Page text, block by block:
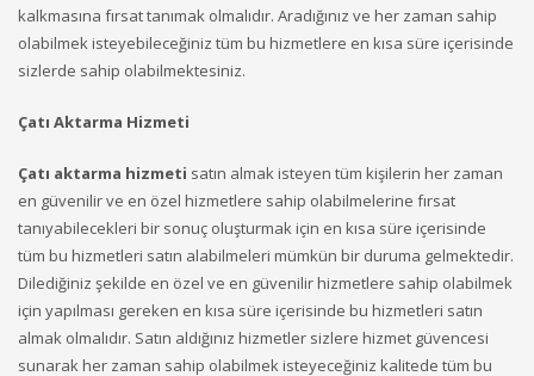
kalkmasına fırsat tanımak olmalıdır. Aradığınız ve her zaman sahip
olabilmek isteyebileceğiniz tüm bu hizmetlere en kısa süre içerisinde
sizlerde sahip olabilmektesiniz.
Çatı Aktarma Hizmeti
Çatı aktarma hizmeti satın almak isteyen tüm kişilerin her zaman
en güvenilir ve en özel hizmetlere sahip olabilmelerine fırsat
tanıyabilecekleri bir sonuç oluşturmak için en kısa süre içerisinde
tüm bu hizmetleri satın alabilmeleri mümkün bir duruma gelmektedir.
Dilediğiniz şekilde en özel ve en güvenilir hizmetlere sahip olabilmek
için yapılması gereken en kısa süre içerisinde bu hizmetleri satın
almak olmalıdır. Satın aldığınız hizmetler sizlere hizmet güvencesi
sunarak her zaman sahip olabilmek isteyeceğiniz kalitede tüm bu